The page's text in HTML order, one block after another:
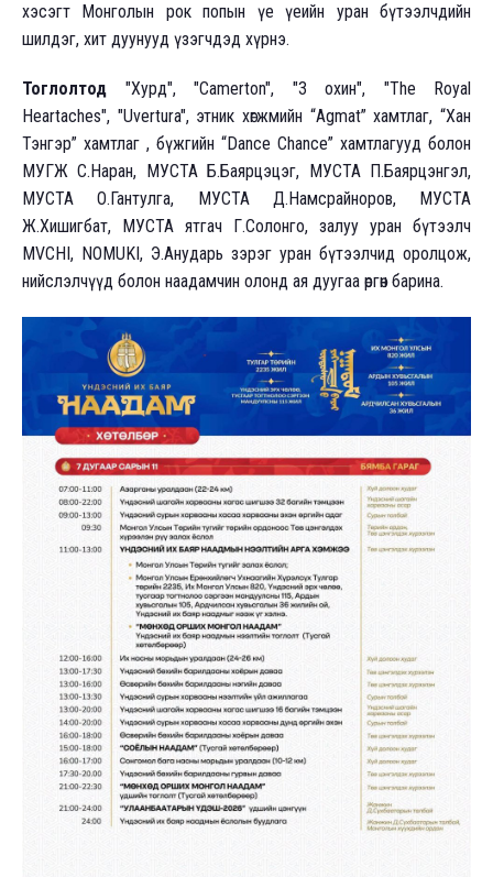
хэсэгт Монголын рок попын үе үеийн уран бүтээлчдийн
шилдэг, хит дуунууд үзэгчдэд хүрнэ.
Тоглолтод "Хурд", "Camerton", "3 охин", "The Royal
Heartaches", "Uvertura", этник хөгжмийн “Agmat” хамтлаг, “Хан
Тэнгэр” хамтлаг , бүжгийн “Dance Chance” хамтлагууд болон
МУГЖ С.Наран, МУСТА Б.Баярцэцэг, МУСТА П.Баярцэнгэл,
МУСТА О.Гантулга, МУСТА Д.Намсрайноров, МУСТА
Ж.Хишигбат, МУСТА ятгач Г.Солонго, залуу уран бүтээлч
MVCHI, NOMUKI, Э.Анударь зэрэг уран бүтээлчид оролцож,
нийслэлчүүд болон наадамчин олонд ая дуугаа өргөн барина.